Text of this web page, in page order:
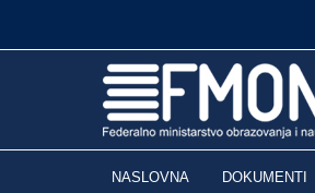
NASLOVNA DOKUMENTI